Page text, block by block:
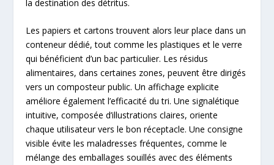
la destination des détritus.
Les papiers et cartons trouvent alors leur place dans un
conteneur dédié, tout comme les plastiques et le verre
qui bénéficient d’un bac particulier. Les résidus
alimentaires, dans certaines zones, peuvent être dirigés
vers un composteur public. Un affichage explicite
améliore également l’efficacité du tri. Une signalétique
intuitive, composée d’illustrations claires, oriente
chaque utilisateur vers le bon réceptacle. Une consigne
visible évite les maladresses fréquentes, comme le
mélange des emballages souillés avec des éléments